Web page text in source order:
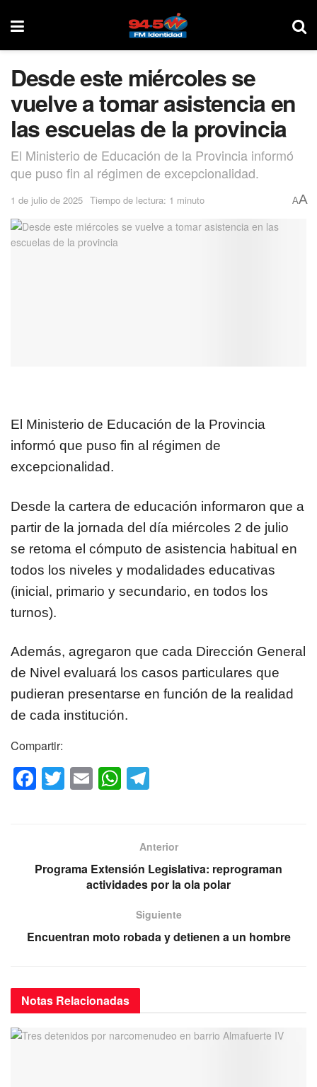
Desde este miércoles se
vuelve a tomar asistencia en
las escuelas de la provincia
El Ministerio de Educación de la Provincia informó
que puso fin al régimen de excepcionalidad.
1 de julio de 2025 Tiempo de lectura: 1 minuto AA
El Ministerio de Educación de la Provincia
informó que puso fin al régimen de
excepcionalidad.
Desde la cartera de educación informaron que a
partir de la jornada del día miércoles 2 de julio
se retoma el cómputo de asistencia habitual en
todos los niveles y modalidades educativas
(inicial, primario y secundario, en todos los
turnos).
Además, agregaron que cada Dirección General
de Nivel evaluará los casos particulares que
pudieran presentarse en función de la realidad
de cada institución.
Compartir:
F
b
k
T E W
A
p
gr
a
m
Anterior
Programa Extensión Legislativa: reprograman
actividades por la ola polar
Siguiente
Encuentran moto robada y detienen a un hombre
Notas Relacionadas